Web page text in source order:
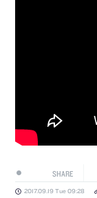
SHARE
2017.09.19 Tue 09:28